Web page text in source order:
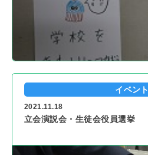
イベント
2021.11.18
立会演説会・生徒会役員選挙